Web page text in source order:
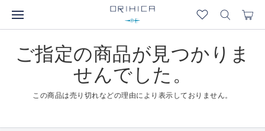
ご指定の商品が見つかりま
せんでした。
この商品は売り切れなどの理由により表示しておりません。